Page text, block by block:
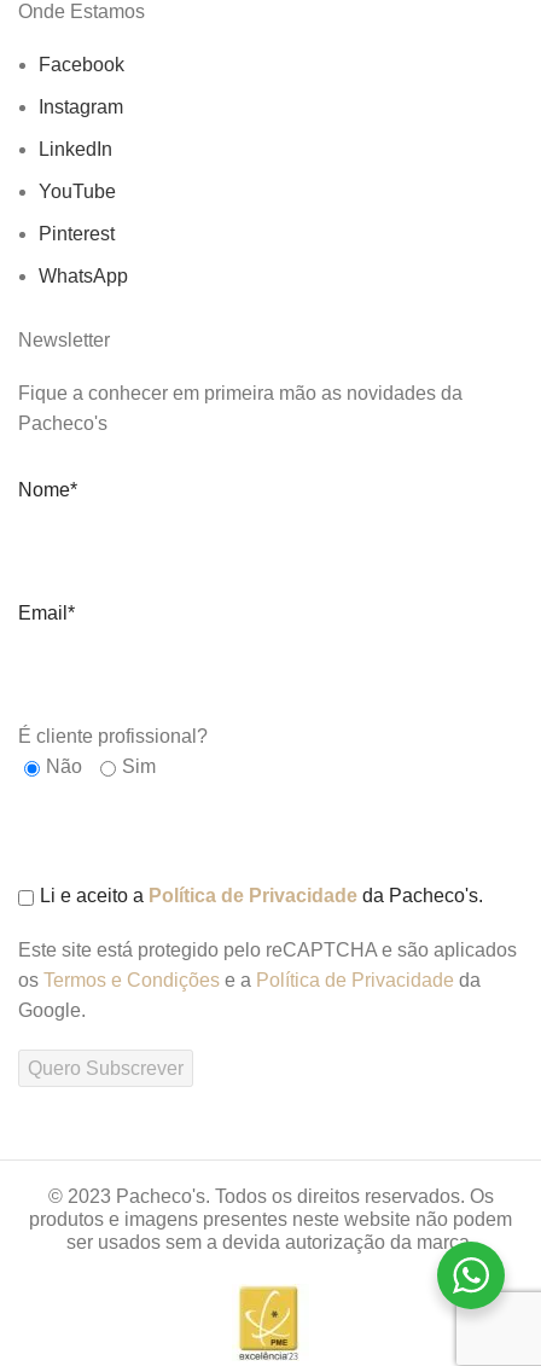
Onde Estamos
Facebook
Instagram
LinkedIn
YouTube
Pinterest
WhatsApp
Newsletter
Fique a conhecer em primeira mão as novidades da
Pacheco's
Nome*
Email*
É cliente profissional?
Não
Sim
Li e aceito a Política de Privacidade da Pacheco's.
Este site está protegido pelo reCAPTCHA e são aplicados
os Termos e Condições e a Política de Privacidade da
Google.
© 2023 Pacheco's. Todos os direitos reservados. Os
produtos e imagens presentes neste website não podem
ser usados sem a devida autorização da marca.